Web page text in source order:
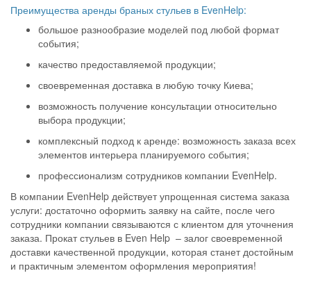
Преимущества аренды браных стульев в EvenHelp:
большое разнообразие моделей под любой формат
события;
качество предоставляемой продукции;
своевременная доставка в любую точку Киева;
возможность получение консультации относительно
выбора продукции;
комплексный подход к аренде: возможность заказа всех
элементов интерьера планируемого события;
профессионализм сотрудников компании EvenHelp.
В компании EvenHelp действует упрощенная система заказа
услуги: достаточно оформить заявку на сайте, после чего
сотрудники компании связываются с клиентом для уточнения
заказа. Прокат стульев в Even Help – залог своевременной
доставки качественной продукции, которая станет достойным
и практичным элементом оформления мероприятия!